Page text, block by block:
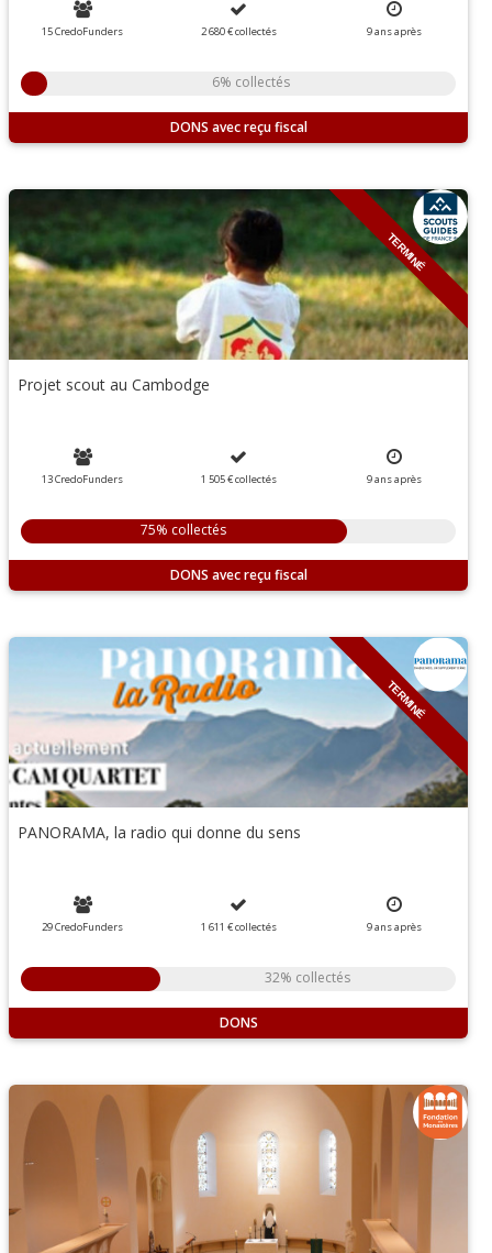
15 CredoFunders 2 680 €collectés 9ansaprès
6% collectés
DONS
TERMINÉ
Projet scout au Cambodge
13 CredoFunders 1 505 €collectés 9ansaprès
75% collectés
DONS
TERMINÉ
PANORAMA, la radio qui donne du sens
29 CredoFunders 1 611 €collectés 9ansaprès
32% collectés
DONS